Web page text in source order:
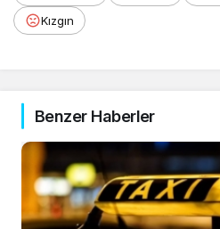
Kızgın
Benzer Haberler